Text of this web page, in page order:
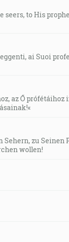
seers, to His
ai Suoi
az Ő
Sehern, zu
wollen!